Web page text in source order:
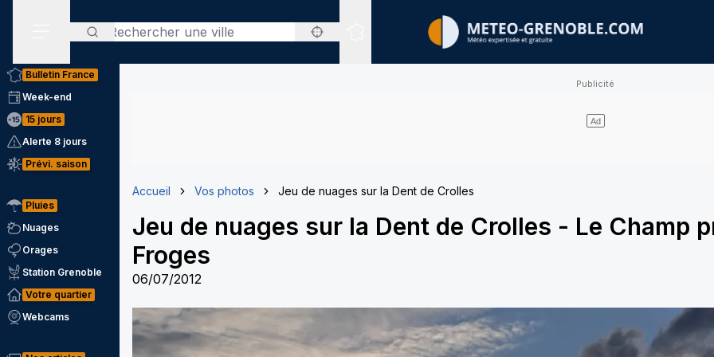
Rechercher
Sites expertisés
Bulletin France
Week-end
15 jours
Alerte 8 jours
Prévi. saison
Pluies
Nuages
Orages
Station Grenoble
Votre quartier
Webcams
Accueil Vos photos Jeu de nuages sur la Dent de Crolles
Jeu de nuages sur la Dent de Crolles - Le Champ
Froges
06/07/2012